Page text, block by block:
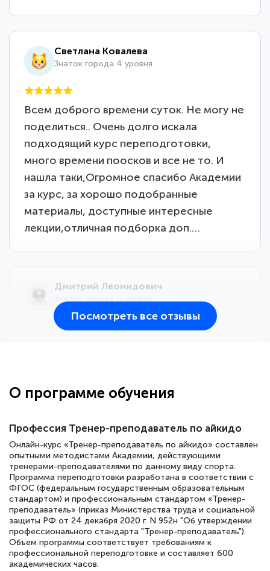
Светлана Ковалева
Знаток города 4 уровня
Всем доброго времени суток. Не могу не
поделиться.. Очень долго искала
подходящий курс переподготовки,
много времени поосков и все не то. И
нашла таки,Огромное спасибо Академии
за курс, за хорошо подобранные
материалы, доступные интересные
лекции,отличная подборка доп.…
Дмитрий Леонидович
большое количество методических
сдачи итоговой аттестации. Спасибо
Елена Кравченко
Знаток города 5 уровня
18 марта 2026
Выражаю благодарность за курс
повышения квалификации "Эксперт ЕГЭ по
Посмотреть все отзывы
О программе обучения
Профессия Тренер-преподаватель по айкидо
Онлайн-курс «Тренер-преподаватель по айкидо» составлен
опытными методистами Академии, действующими
тренерами-преподавателями по данному виду спорта.
Программа переподготовки разработана в соответствии с
ФГОС (федеральным государственным образовательным
стандартом) и профессиональным стандартом «Тренер-
преподаватель» (приказ Министерства труда и социальной
защиты РФ от 24 декабря 2020 г. N 952н "Об утверждении
профессионального стандарта "Тренер-преподаватель").
Объем программы соответствует требованиям к
профессиональной переподготовке и составляет 600
академических часов.